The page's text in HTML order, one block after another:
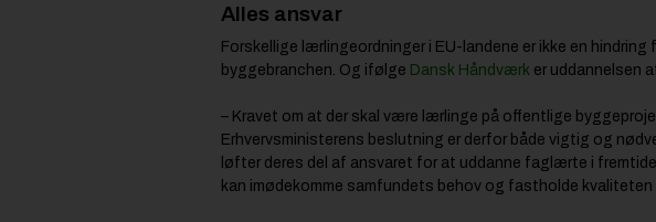
Alles ansvar
Forskellige lærlingeordninger i EU-landene er ikke en
byggebranchen. Og ifølge Dansk Håndværk er uddannelsen
– Kravet om at der skal være lærlinge på offentlige
Erhvervsministerens beslutning er derfor både vigtig og
løfter deres del af ansvaret for at uddanne faglærte i
kan imødekomme samfundets behov og fastholde kvaliteten